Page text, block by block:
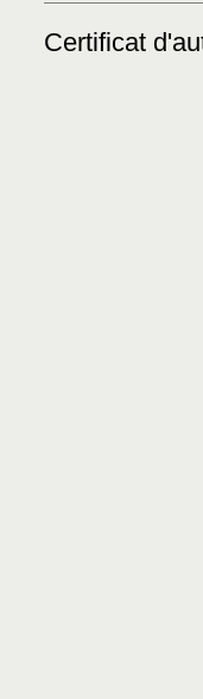
indicatif seulement.
Certificat